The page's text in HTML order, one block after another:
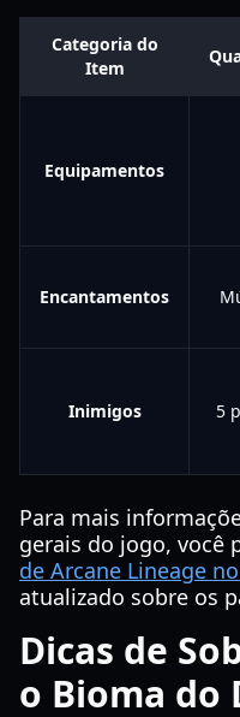
Categoria do
Item
Equipamentos
Encantamentos
Inimigos 5
Para mais
gerais do jogo, você
de Arcane Lineage
atualizado sobre os
Dicas de
o Bioma do